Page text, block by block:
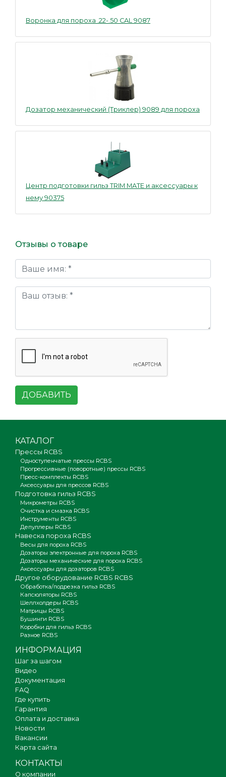
Воронка для пороха .22-.50 CAL 9087
Дозатор механический (Триклер) 9089 для пороха
Центр подготовки гильз TRIM MATE и аксессуары к
нему 90375
Отзывы о товаре
ДОБАВИТЬ
КАТАЛОГ
Прессы RCBS
Одноступенчатые прессы RCBS
Прогрессивные (поворотные) прессы RCBS
Пресс-комплекты RCBS
Аксессуары для прессов RCBS
Подготовка гильз RCBS
Микрометры RCBS
Очистка и смазка RCBS
Инструменты RCBS
Депуллеры RCBS
Навеска пороха RCBS
Весы для пороха RCBS
Дозаторы электронные для пороха RCBS
Дозаторы механические для пороха RCBS
Аксессуары для дозаторов RCBS
Другое оборудование RCBS RCBS
Обработка/подрезка гильз RCBS
Капсюляторы RCBS
Шеллхолдеры RCBS
Матрицы RCBS
Бушинги RCBS
Коробки для гильз RCBS
Разное RCBS
ИНФОРМАЦИЯ
Шаг за шагом
Видео
Документация
FAQ
Где купить
Гарантия
Оплата и доставка
Новости
Вакансии
Карта сайта
КОНТАКТЫ
О компании